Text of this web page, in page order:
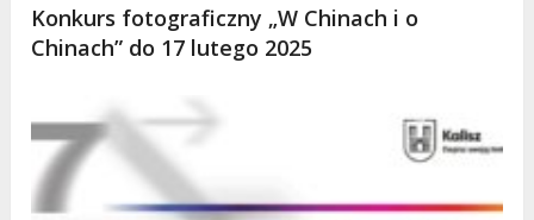
Konkurs fotograficzny „W Chinach i o
Chinach” do 17 lutego 2025